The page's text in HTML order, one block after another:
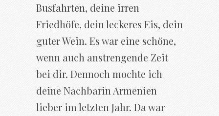
Busfahrten, deine irren
Friedhöfe, dein leckeres Eis, dein
guter Wein. Es war eine schöne,
wenn auch anstrengende Zeit
bei dir. Dennoch mochte ich
deine Nachbarin Armenien
lieber im letzten Jahr. Da war